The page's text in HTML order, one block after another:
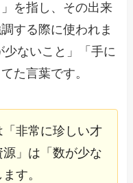
を指し、その出来
する際に使われま
ないこと」「手に
た言葉です。
非常に珍しい才
」は「数が少な
す。